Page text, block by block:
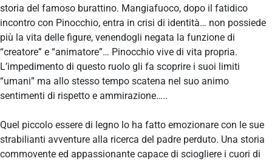
storia del famoso burattino. Mangiafuoco, dopo il fatidico
incontro con Pinocchio, entra in crisi di identità… non possiede
più la vita delle figure, venendogli negata la funzione di
“creatore” e “animatore”… Pinocchio vive di vita propria.
L’impedimento di questo ruolo gli fa scoprire i suoi limiti
“umani” ma allo stesso tempo scatena nel suo animo
sentimenti di rispetto e ammirazione…..
Quel piccolo essere di legno lo ha fatto emozionare con le sue
strabilianti avventure alla ricerca del padre perduto. Una storia
commovente ed appassionante capace di sciogliere i cuori di